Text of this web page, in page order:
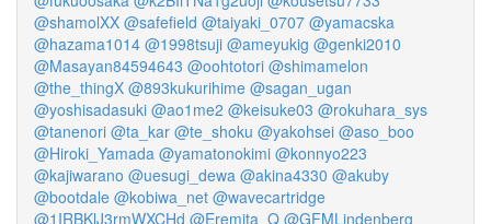
@shamolXX @safefield @taiyaki_0707 @yamacska
@hazama1014 @1998tsuji @ameyukig @genki2010
@Masayan84594643 @oohtotori @shimamelon
@the_thingX @893kukurihime @sagan_ugan
@yoshisadasuki @ao1me2 @keisuke03 @rokuhara_sys
@tanenori @ta_kar @te_shoku @yakohsei @aso_boo
@Hiroki_Yamada @yamatonokimi @konnyo223
@kajiwarano @uesugi_dewa @akina4330 @akuby
@bootdale @kobiwa_net @wavecartridge
@1IRBKlJ3rmWXCHd @Eremita_Q @GFMLindenberg